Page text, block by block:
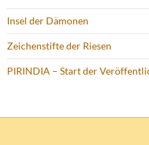
Insel der Dämonen
Zeichenstifte der Riesen
PIRINDIA – Start der